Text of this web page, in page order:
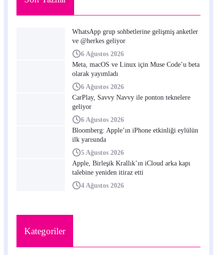
WhatsApp grup sohbetlerine gelişmiş anketler
ve @herkes geliyor
6 Ağustos 2026
Meta, macOS ve Linux için Muse Code’u beta
olarak yayımladı
6 Ağustos 2026
CarPlay, Savvy Navvy ile ponton teknelere
geliyor
6 Ağustos 2026
Bloomberg: Apple’ın iPhone etkinliği eylülün
ilk yarısında
5 Ağustos 2026
Apple, Birleşik Krallık’ın iCloud arka kapı
talebine yeniden itiraz etti
4 Ağustos 2026
Kategoriler